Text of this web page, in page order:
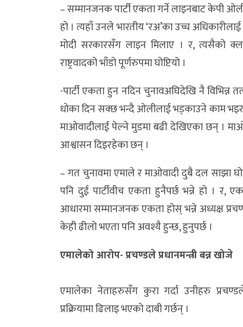
– सम्मानजनक पार्टी एकता गर्ने लाइनबाट
हो । त्यहाँ उनले भारतीय ‘रअ’का उच्च
मोदी सरकारसँग लाइन मिलाए । र, त्यसैको
राष्ट्रवादको भाँडो पूर्णरुपमा घोप्टियो ।
-पार्टी एकता हुन नदिन चुनावअघिदेखि नै
धोका दिन सक्छ भन्दै ओलीलाई भड्काउने काम
माओवादीलाई पेल्ने मुडमा बढी देखिएका छन् ।
आश्वासन दिइरहेका छन् ।
– गत चुनावमा एमाले र माओवादी दुबै दल साझा
पनि दुई पार्टीवीच एकता हुनैपर्छ भन्ने हो । र,
आधारमा सम्मानजनक एकता होस् भन्ने अध्यक्ष
केही ढीलो भएता पनि अवश्यै हुन्छ, हुनुपर्छ ।
एमालेको आरोप- प्रचण्डले प्रधानमन्त्री बन्न खोजे
एमालेका नेताहरुसँग कुरा गर्दा उनीहरु
प्रक्रियामा ढिलाइ भएको दाबी गर्छन् ।